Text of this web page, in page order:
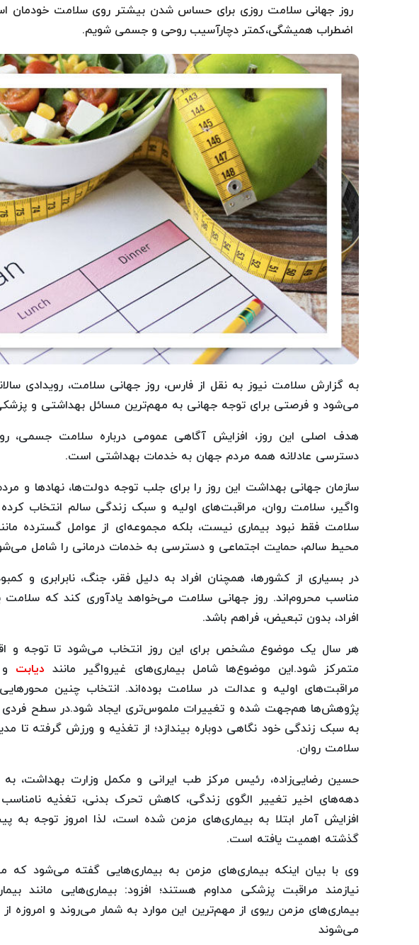
روز جهانی سلامت روزی برای حساس شدن بیشتر روی سلامت خودمان
اضطراب همیشگی،کمتر دچارآسیب روحی و جسمی شویم.
می‌شود و فرصتی برای توجه جهانی به مهم‌ترین مسائل بهداشتی و
هدف اصلی این روز، افزایش آگاهی عمومی درباره سلامت جسمی،
دسترسی عادلانه همه مردم جهان به خدمات بهداشتی است.
سازمان جهانی بهداشت این روز را برای جلب توجه دولت‌ها، نهادها و
واگیر، سلامت روان، مراقبت‌های اولیه و سبک زندگی سالم انتخاب
سلامت فقط نبود بیماری نیست، بلکه مجموعه‌ای از عوامل گسترده
محیط سالم، حمایت اجتماعی و دسترسی به خدمات درمانی را شامل
در بسیاری از کشورها، همچنان افراد به دلیل فقر، جنگ، نابرابری و
مناسب محروم‌اند. روز جهانی سلامت می‌خواهد یادآوری کند که
افراد، بدون تبعیض، فراهم باشد.
هر سال یک موضوع مشخص برای این روز انتخاب می‌شود تا توجه و
متمرکز شود.این موضوع‌ها شامل بیماری‌های غیرواگیر مانند دیابت و
مراقبت‌های اولیه و عدالت در سلامت بوده‌اند. انتخاب چنین
پژوهش‌ها هم‌جهت شده و تغییرات ملموس‌تری ایجاد شود.در سطح
به سبک زندگی خود نگاهی دوباره بیندازد؛ از تغذیه و ورزش گرفته تا
سلامت روان.
حسین رضایی‌زاده، رئیس مرکز طب ایرانی و مکمل وزارت بهداشت،
دهه‌های اخیر تغییر الگوی زندگی، کاهش تحرک بدنی، تغذیه
افزایش آمار ابتلا به بیماری‌های مزمن شده است، لذا امروز توجه
گذشته اهمیت یافته است.
وی با بیان اینکه بیماری‌های مزمن به بیماری‌هایی گفته می‌شود که
نیازمند مراقبت پزشکی مداوم هستند؛ افزود: بیماری‌هایی مانند
بیماری‌های مزمن ریوی از مهم‌ترین این موارد به شمار می‌روند و
می‌شوند